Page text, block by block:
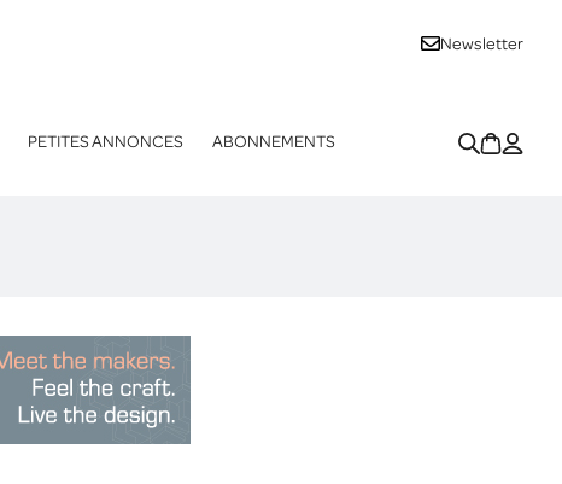
Newsletter
PETITES ANNONCES ABONNEMENTS